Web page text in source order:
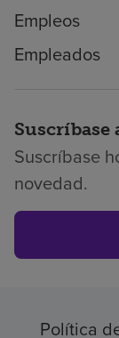
Empleos
Empleados
Suscríbase
novedad.
Política